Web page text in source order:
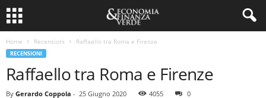
Home Recensioni Raffaello tra Roma e Firenze
RECENSIONI
Raffaello tra Roma e Firenze
By Gerardo Coppola - 25 Giugno 2020 4055 0